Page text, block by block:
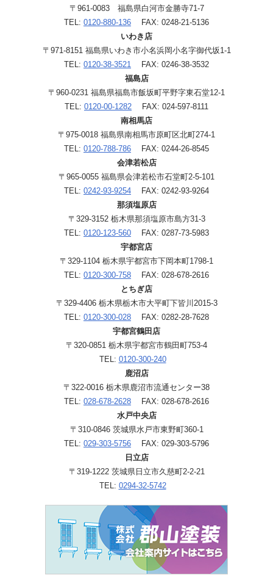
〒961-0083 福島県白河市金勝寺71-7
TEL: 0120-880-136 FAX: 0248-21-5136
いわき店
〒971-8151 福島県いわき市小名浜岡小名字御代坂1-1
TEL: 0120-38-3521
FAX: 0246-38-3532
福島店
〒960-0231 福島県福島市飯坂町平野字東石堂12-1
TEL: 0120-00-1282 FAX: 024-597-8111
南相馬店
〒975-0018 福島県南相馬市原町区北町274-1
TEL: 0120-788-786 FAX: 0244-26-8545
会津若松店
〒965-0055 福島県会津若松市石堂町2-5-101
TEL: 0242-93-9254 FAX: 0242-93-9264
那須塩原店
〒329-3152 栃木県那須塩原市島方31-3
TEL: 0120-123-560 FAX: 0287-73-5983
宇都宮店
〒329-1104 栃木県宇都宮市下岡本町1798-1
TEL: 0120-300-758 FAX: 028-678-2616
とちぎ店
〒329-4406 栃木県栃木市大平町下皆川2015-3
TEL: 0120-300-028 FAX: 0282-28-7628
宇都宮鶴田店
〒320-0851 栃木県宇都宮市鶴田町753-4
TEL: 0120-300-240
鹿沼店
〒322-0016 栃木県鹿沼市流通センター38
TEL: 028-678-2628 FAX: 028-678-2616
水戸中央店
〒310-0846 茨城県水戸市東野町360-1
TEL: 029-303-5756 FAX: 029-303-5796
日立店
〒319-1222 茨城県日立市久慈町2-2-21
TEL: 0294-32-5742